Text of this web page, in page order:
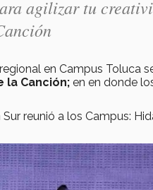
agilizar tu
en Campus Toluca
la Canción; en en donde
reunió a los Campus: